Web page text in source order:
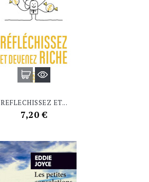
REFLECHISSEZ ET...
Prix
7,20 €